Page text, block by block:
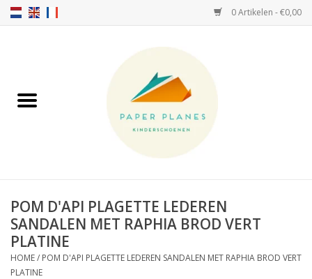
0 Artikelen - €0,00
FW26-27
HELLO HOSSY petten
SALTIES
POM D'API PLAGETTE LEDEREN
SANDALEN MET RAPHIA BROD VERT
PLATINE
HOME/ POM D'API PLAGETTE LEDEREN SANDALEN MET RAPHIA BROD VERT
PLATINE